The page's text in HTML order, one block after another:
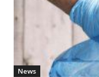
News